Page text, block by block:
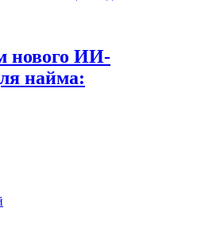
нового ИИ-
найма: